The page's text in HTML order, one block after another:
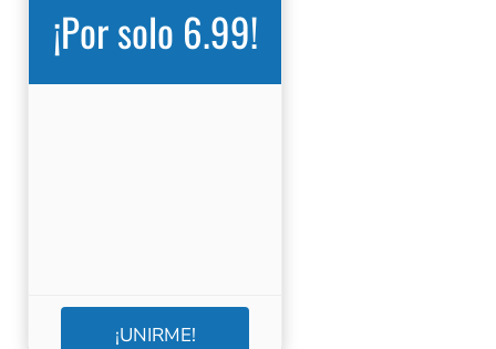
¡Por solo 6.99!
¡UNIRME!